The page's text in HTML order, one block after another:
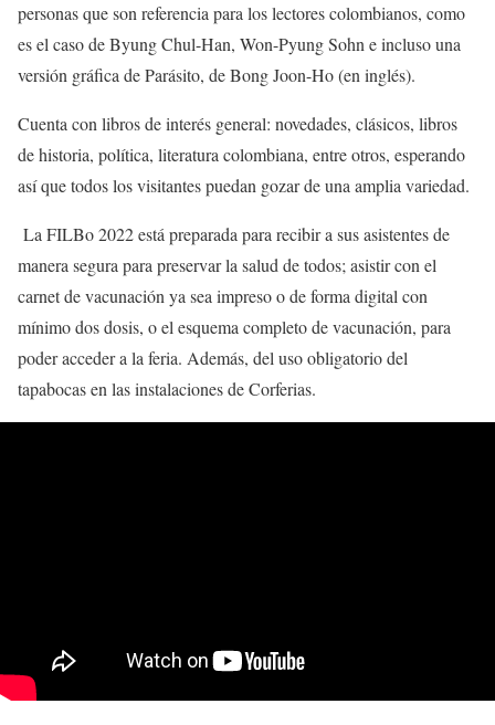
personas que son referencia para los lectores colombianos, como
es el caso de Byung Chul-Han, Won-Pyung Sohn e incluso una
versión gráfica de Parásito, de Bong Joon-Ho (en inglés).
Cuenta con libros de interés general: novedades, clásicos, libros
de historia, política, literatura colombiana, entre otros, esperando
así que todos los visitantes puedan gozar de una amplia variedad.
La FILBo 2022 está preparada para recibir a sus asistentes de
manera segura para preservar la salud de todos; asistir con el
carnet de vacunación ya sea impreso o de forma digital con
mínimo dos dosis, o el esquema completo de vacunación, para
poder acceder a la feria. Además, del uso obligatorio del
tapabocas en las instalaciones de Corferias.